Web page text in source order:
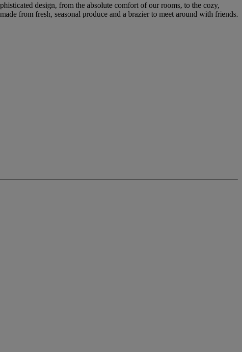
design, from the absolute comfort of our rooms, to the cozy,
from fresh, seasonal produce and a brazier to meet around with friends.